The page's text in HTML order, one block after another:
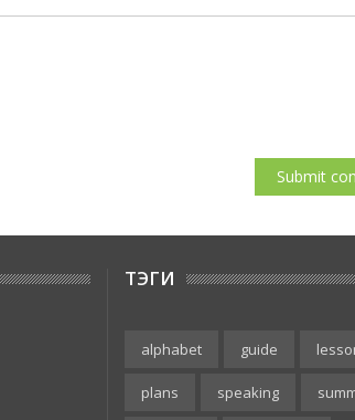
ТЭГИ
alphabet guide
plans speaking